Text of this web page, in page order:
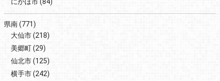
県南(771)
大仙市(218)
美郷町(29)
仙北市(125)
横手市(242)